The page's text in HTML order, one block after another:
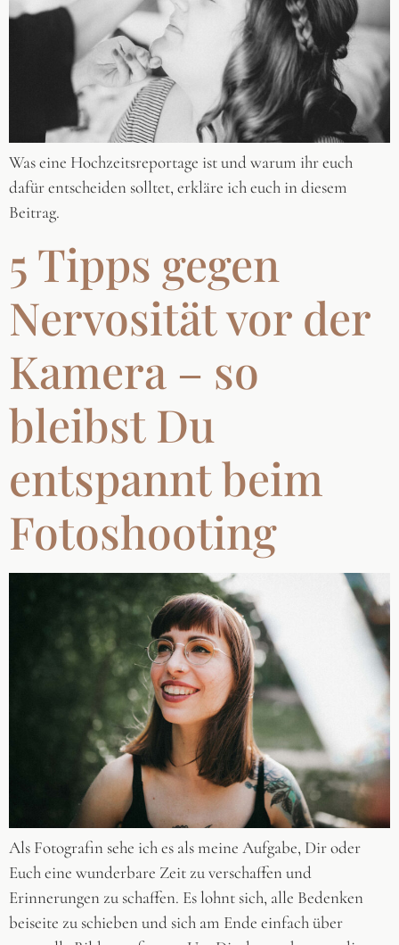
Was eine Hochzeitsreportage ist und warum ihr euch
dafür entscheiden solltet, erkläre ich euch in diesem
Beitrag.
5 Tipps gegen
Nervosität vor der
Kamera – so
bleibst Du
entspannt beim
Fotoshooting
Als Fotografin sehe ich es als meine Aufgabe, Dir oder
Euch eine wunderbare Zeit zu verschaffen und
Erinnerungen zu schaffen. Es lohnt sich, alle Bedenken
beiseite zu schieben und sich am Ende einfach über